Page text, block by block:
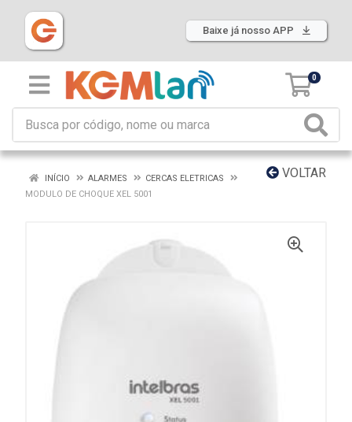
Baixe já nosso APP
0
VOLTAR
INÍCIO ALARMES
CERCAS ELETRICAS
MODULO DE CHOQUE XEL 5001